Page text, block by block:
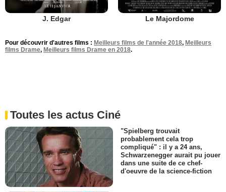
J. Edgar Le Majordome
Pour découvrir d'autres films : Meilleurs films de l'année 2018, Meilleurs
films Drame, Meilleurs films Drame en 2018.
Toutes les actus Ciné
"Spielberg trouvait
probablement cela trop
compliqué" : il y a 24 ans,
Schwarzenegger aurait pu jouer
dans une suite de ce chef-
d'oeuvre de la science-fiction